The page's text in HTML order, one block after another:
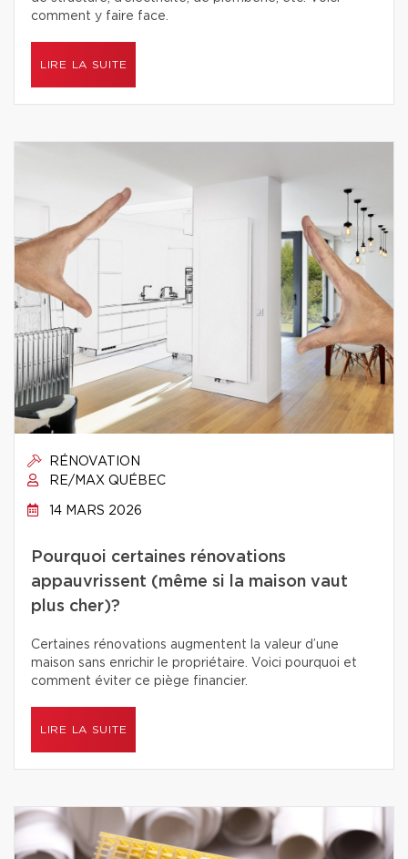
comment y faire face.
LIRE LA SUITE
RÉNOVATION
RE/MAX QUÉBEC
14 MARS 2026
Pourquoi certaines rénovations
appauvrissent (même si la maison vaut
plus cher)?
Certaines rénovations augmentent la valeur d’une
maison sans enrichir le propriétaire. Voici pourquoi et
comment éviter ce piège financier.
LIRE LA SUITE